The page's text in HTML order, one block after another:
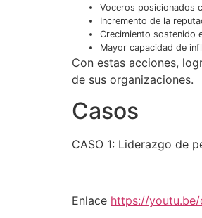
Voceros posicionados
Incremento de la
Crecimiento sostenido
Mayor capacidad de
Con estas acciones,
de sus organizaciones.
Casos
CASO 1: Liderazgo de
Enlace https://youtu.be/